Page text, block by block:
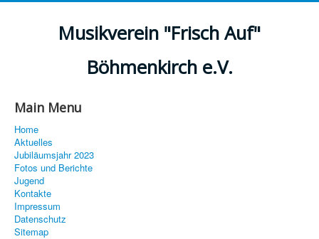
Musikverein "Frisch Auf"
Böhmenkirch e.V.
Main Menu
Home
Aktuelles
Jubiläumsjahr 2023
Fotos und Berichte
Jugend
Kontakte
Impressum
Datenschutz
Sitemap